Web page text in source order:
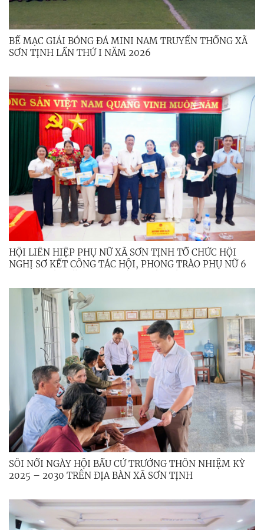
BẾ MẠC GIẢI BÓNG ĐÁ MINI NAM TRUYỀN THỐNG XÃ
SƠN TỊNH LẦN THỨ I NĂM 2026
HỘI LIÊN HIỆP PHỤ NỮ XÃ SƠN TỊNH TỔ CHỨC HỘI
NGHỊ SƠ KẾT CÔNG TÁC HỘI, PHONG TRÀO PHỤ NỮ 6
ĐOẠN 2021 – 2026
SÔI NỔI NGÀY HỘI BẦU CỬ TRƯỞNG THÔN NHIỆM KỲ
2025 – 2030 TRÊN ĐỊA BÀN XÃ SƠN TỊNH